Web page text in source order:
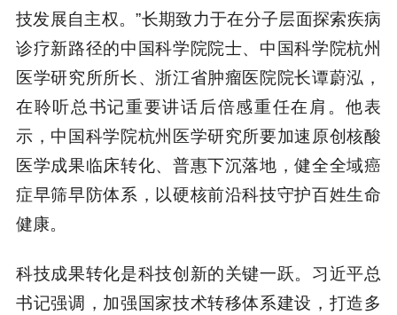
技发展自主权。”长期致力于在分子层面探索疾病
诊疗新路径的中国科学院院士、中国科学院杭州
医学研究所所长、浙江省肿瘤医院院长谭蔚泓，
在聆听总书记重要讲话后倍感重任在肩。他表
示，中国科学院杭州医学研究所要加速原创核酸
医学成果临床转化、普惠下沉落地，健全全域癌
症早筛早防体系，以硬核前沿科技守护百姓生命
健康。
科技成果转化是科技创新的关键一跃。习近平总
书记强调，加强国家技术转移体系建设，打造多